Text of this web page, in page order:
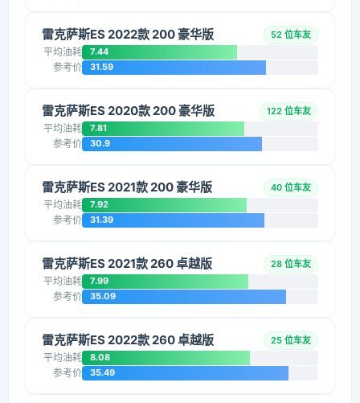
雷克萨斯ES 2022款 200 豪华版 52 位车友
平均油耗 7.44
参考价 31.59
雷克萨斯ES 2020款 200 豪华版 122 位车友
平均油耗 7.81
参考价 30.9
雷克萨斯ES 2021款 200 豪华版 40 位车友
平均油耗 7.92
参考价 31.39
雷克萨斯ES 2021款 260 卓越版 28 位车友
平均油耗 7.99
参考价 35.09
雷克萨斯ES 2022款 260 卓越版 25 位车友
平均油耗 8.08
参考价 35.49